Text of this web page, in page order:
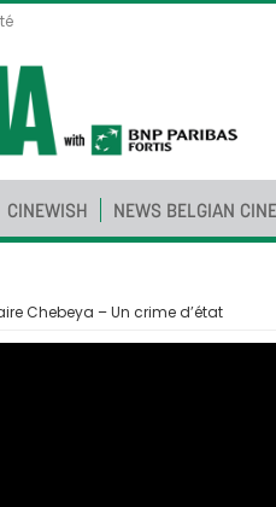
CINEWISH NEWS BELGIAN
Chebeya – Un crime d’état